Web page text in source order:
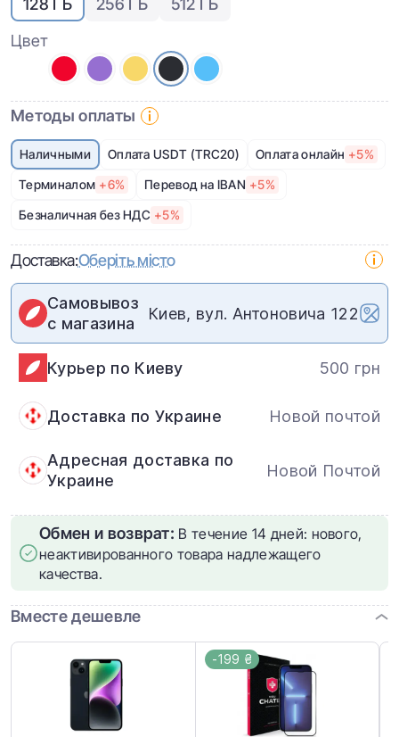
Цвет
Методы оплаты
Наличными Оплата USDT (TRC20) Оплата онлайн +5%
Терминалом +6% Перевод на IBAN +5%
Безналичная без НДС +5%
Доставка:Оберіть місто
Самовывоз
с магазина
Киев, вул. Антоновича 122
Курьер по Киеву 500 грн
Доставка по Украине Новой почтой
Адресная доставка по
Украине
Новой Почтой
Обмен и возврат: В течение 14 дней: нового,
неактивированного товара надлежащего
качества.
Вместе дешевле
-199 ₴